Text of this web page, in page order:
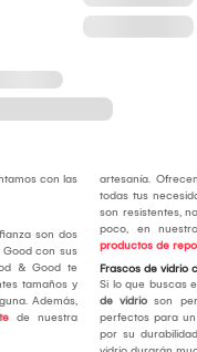
con las
son dos
con sus
& Good te
tamaños y
Además,
de nuestra
artesanía.
todas tus
son resistentes,
poco, en
productos de
Frascos de vidrio
Si lo que buscas
de vidrioson
perfectos para
por su